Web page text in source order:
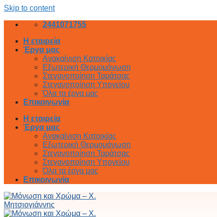
Skip to content
2441071755
Η εταιρεία
Έργα μας
Ανακαίνιση Κατοικίας
Εξωτερική Θερμομόνωση
Στεγανοποίηση Ταράτσας
Στεγανοποίηση Υπογείου
Όλα τα έργα μας
Επικοινωνία
Η εταιρεία
Έργα μας
Ανακαίνιση Κατοικίας
Εξωτερική Θερμομόνωση
Στεγανοποίηση Ταράτσας
Στεγανοποίηση Υπογείου
Όλα τα έργα μας
Επικοινωνία